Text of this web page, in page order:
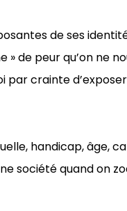
de ses
de peur qu’on ne
par crainte
handicap, âge,
société quand on